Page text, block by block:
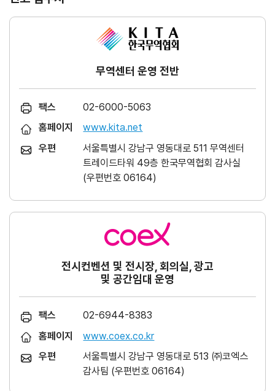
무역센터 운영 전반
팩스
02-6000-5063
홈페이지
www.kita.net
우편
서울특별시 강남구 영동대로 511 무역센터
트레이드타워 49층 한국무역협회 감사실
(우편번호 06164)
전시컨벤션 및 전시장, 회의실, 광고
및 공간임대 운영
팩스
02-6944-8383
홈페이지
www.coex.co.kr
우편
서울특별시 강남구 영동대로 513 ㈜코엑스
감사팀 (우편번호 06164)